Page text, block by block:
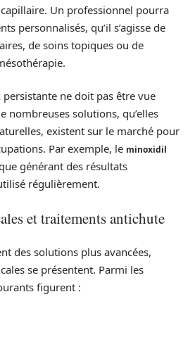
Un professionnel pourra
personnalisés, qu’il s’agisse de
de soins topiques ou de
persistante ne doit pas être vue
nombreuses solutions, qu’elles
existent sur le marché pour
Par exemple, le minoxidil
générant des résultats
régulièrement.
et traitements antichute
des solutions plus avancées,
se présentent. Parmi les
figurent :